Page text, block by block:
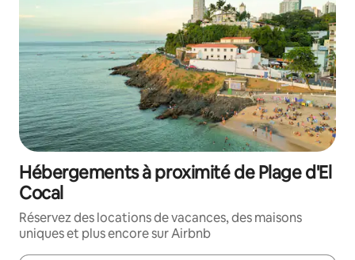
Hébergements à proximité de Plage d'El
Cocal
Réservez des locations de vacances, des maisons
uniques et plus encore sur Airbnb